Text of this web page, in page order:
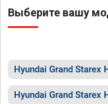
Выберите вашу
Hyundai Grand Starex
Hyundai Grand Starex